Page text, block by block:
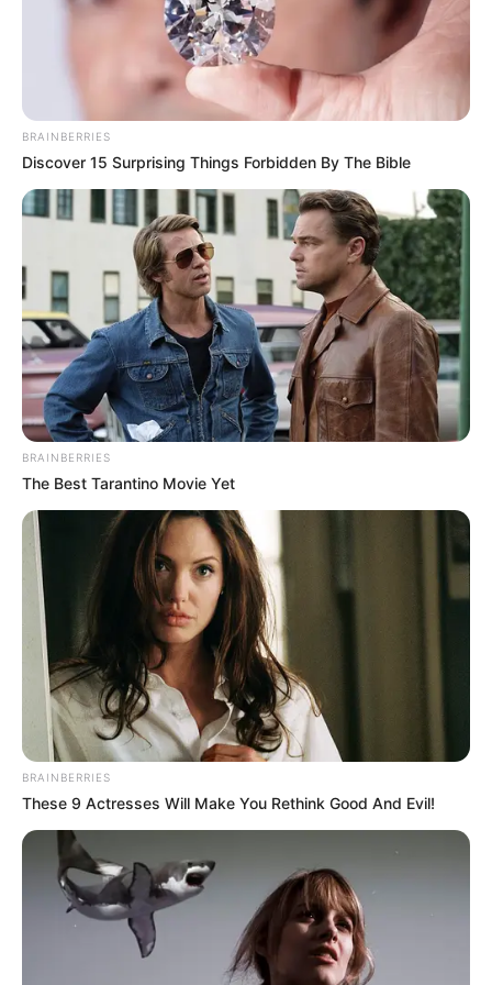
BRAINBERRIES
Discover 15 Surprising Things Forbidden By The Bible
BRAINBERRIES
The Best Tarantino Movie Yet
BRAINBERRIES
These 9 Actresses Will Make You Rethink Good And Evil!